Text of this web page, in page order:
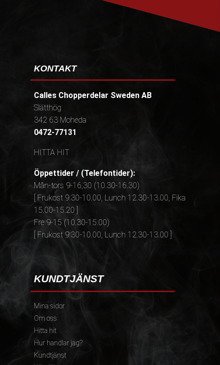
KONTAKT
Calles Chopperdelar Sweden AB
Slätthög
342 63 Moheda
0472-77131
HITTA HIT
Öppettider / (Telefontider):
Mån-tors 9-16,30 (10.30-16.30)
[ Frukost 9.30-10.00, Lunch 12.30-13.00, Fika
15.00-15.20 ]
Fre 9-15 (10.30-15.00)
[ Frukost 9.30-10.00, Lunch 12.30-13.00 ]
KUNDTJÄNST
Mina sidor
Om oss
Hitta hit
Hur handlar jag?
Kundtjänst